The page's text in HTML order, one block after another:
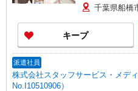
円 学生時給
円〜1485円 学
みます 【パート】 時給1285円〜 5〜8時＋150
円 17〜20時＋
【学生アルバイ
トタイマーと
ますので、お
千葉県船橋
キープ
派遣社員
株式会社スタッフサービス・メデ
No.I10510906）